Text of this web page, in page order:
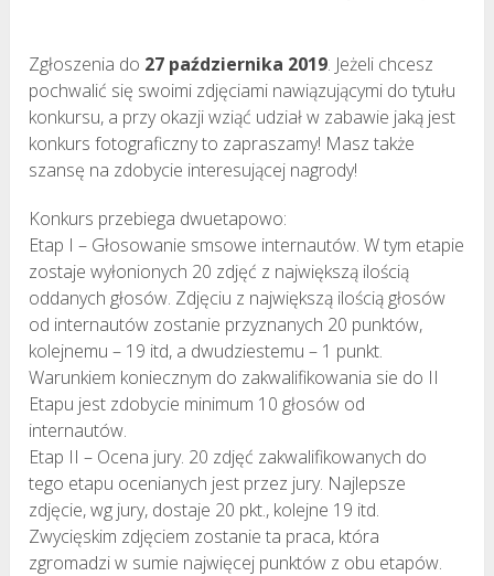
Zgłoszenia do 27 października 2019. Jeżeli chcesz
pochwalić się swoimi zdjęciami nawiązującymi do tytułu
konkursu, a przy okazji wziąć udział w zabawie jaką jest
konkurs fotograficzny to zapraszamy! Masz także
szansę na zdobycie interesującej nagrody!
Konkurs przebiega dwuetapowo:
Etap I – Głosowanie smsowe internautów. W tym etapie
zostaje wyłonionych 20 zdjęć z największą ilością
oddanych głosów. Zdjęciu z największą ilością głosów
od internautów zostanie przyznanych 20 punktów,
kolejnemu – 19 itd, a dwudziestemu – 1 punkt.
Warunkiem koniecznym do zakwalifikowania sie do II
Etapu jest zdobycie minimum 10 głosów od
internautów.
Etap II – Ocena jury. 20 zdjęć zakwalifikowanych do
tego etapu ocenianych jest przez jury. Najlepsze
zdjęcie, wg jury, dostaje 20 pkt., kolejne 19 itd.
Zwycięskim zdjęciem zostanie ta praca, która
zgromadzi w sumie najwięcej punktów z obu etapów.